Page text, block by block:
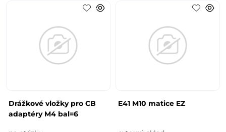
Drážkové vložky pro CB
adaptéry M4 bal=6
E41 M10 matice EZ